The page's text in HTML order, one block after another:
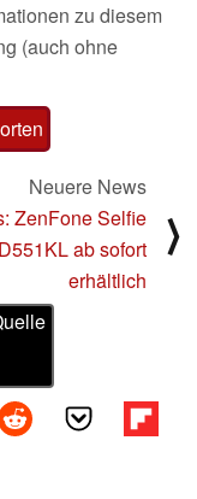
zu diesem
(auch ohne
Neuere News
ZenFone Selfie
ab sofort
erhältlich
⟩